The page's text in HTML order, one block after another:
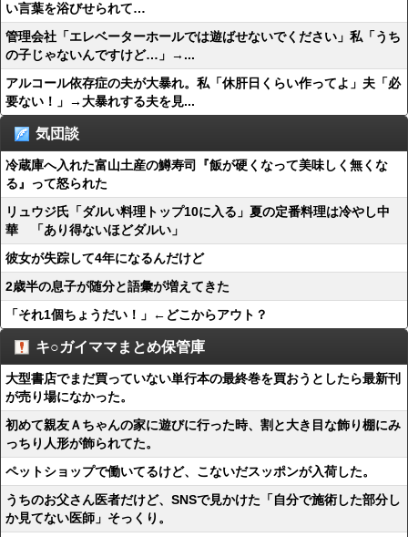
い言葉を浴びせられて…
管理会社「エレベーターホールでは遊ばせないでください」私「うち
の子じゃないんですけど…」→...
アルコール依存症の夫が大暴れ。私「休肝日くらい作ってよ」夫「必
要ない！」→大暴れする夫を見...
気団談
冷蔵庫へ入れた富山土産の鱒寿司『飯が硬くなって美味しく無くな
る』って怒られた
リュウジ氏「ダルい料理トップ10に入る」夏の定番料理は冷やし中
華 「あり得ないほどダルい」
彼女が失踪して4年になるんだけど
2歳半の息子が随分と語彙が増えてきた
「それ1個ちょうだい！」←どこからアウト？
キ○ガイママまとめ保管庫
大型書店でまだ買っていない単行本の最終巻を買おうとしたら最新刊
が売り場になかった。
初めて親友Ａちゃんの家に遊びに行った時、割と大き目な飾り棚にみ
っちり人形が飾られてた。
ペットショップで働いてるけど、こないだスッポンが入荷した。
うちのお父さん医者だけど、SNSで見かけた「自分で施術した部分し
か見てない医師」そっくり。